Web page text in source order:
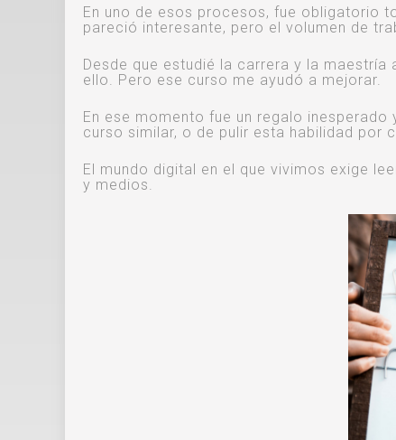
En uno de esos procesos, fue obligatorio
pareció interesante, pero el volumen de
Desde que estudié la carrera y la
ello. Pero ese curso me ayudó a mejorar.
En ese momento fue un regalo
curso similar, o de pulir esta habilidad por
El mundo digital en el que vivimos exige
y medios.